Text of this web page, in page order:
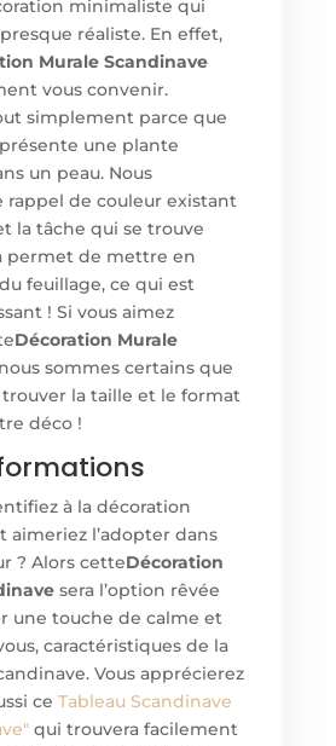
minimaliste qui
réaliste. En effet,
Murale Scandinave
vous convenir.
simplement parce que
une plante
un peau. Nous
rappel de couleur existant
la tâche qui se trouve
permet de mettre en
feuillage, ce qui est
! Si vous aimez
Décoration Murale
sommes certains que
la taille et le format
déco !
à la décoration
aimeriez l’adopter dans
? Alors cetteDécoration
sera l’option rêvée
une touche de calme et
caractéristiques de la
Vous apprécierez
ce Tableau Scandinave
qui trouvera facilement